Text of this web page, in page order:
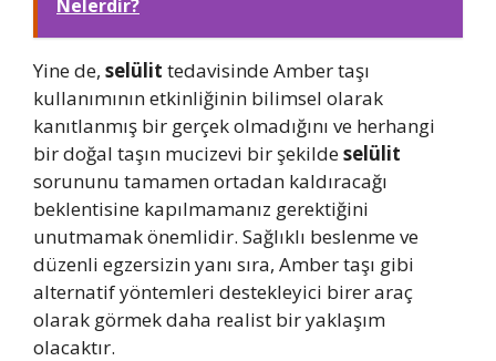
Nelerdir?
Yine de, selülit tedavisinde Amber taşı
kullanımının etkinliğinin bilimsel olarak
kanıtlanmış bir gerçek olmadığını ve herhangi
bir doğal taşın mucizevi bir şekildeselülit
sorununu tamamen ortadan kaldıracağı
beklentisine kapılmamanız gerektiğini
unutmamak önemlidir. Sağlıklı beslenme ve
düzenli egzersizin yanı sıra, Amber taşı gibi
alternatif yöntemleri destekleyici birer araç
olarak görmek daha realist bir yaklaşım
olacaktır.